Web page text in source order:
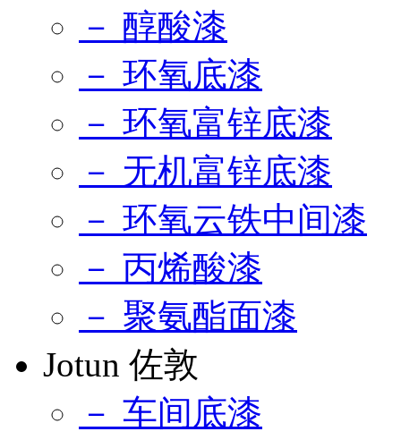
－ 醇酸漆
－ 环氧底漆
－ 环氧富锌底漆
－ 无机富锌底漆
－ 环氧云铁中间漆
－ 丙烯酸漆
－ 聚氨酯面漆
Jotun 佐敦
－ 车间底漆